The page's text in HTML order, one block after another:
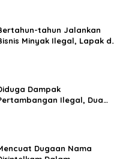
tahun Jalankan
Minyak Ilegal, Lapak di
Dampak
Ilegal, Dua
Dugaan Nama